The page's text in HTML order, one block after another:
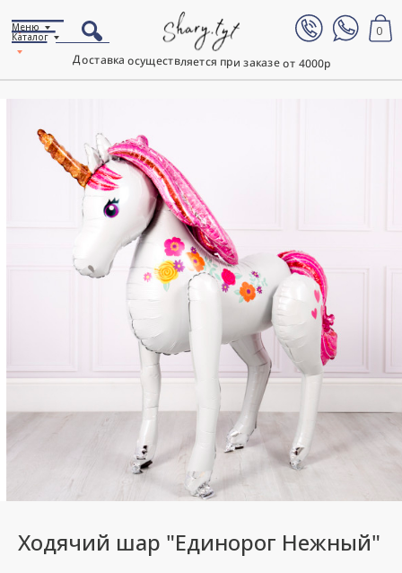
Доставка осуществляется при заказе от 4000р
0
Каталог
Меню
Ходячий шар "Единорог Нежный"